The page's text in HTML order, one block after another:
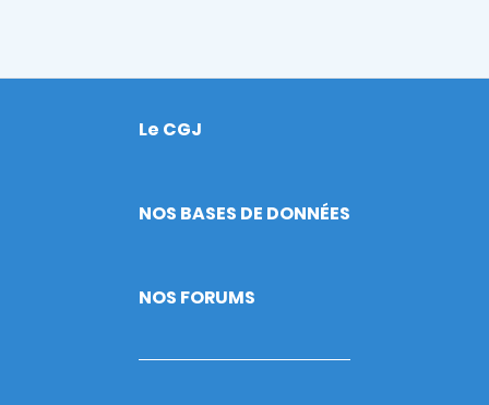
Footer
Le CGJ
NOS BASES DE DONNÉES
NOS FORUMS